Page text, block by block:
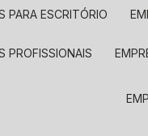
PARA ESCRITÓRIO
PROFISSIONAIS